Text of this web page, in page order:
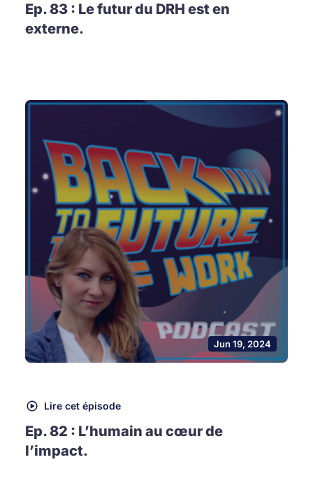
Ep. 83 : Le futur du DRH est en
externe.
Jun 19, 2024
Lire cet épisode
Ep. 82 : L’humain au cœur de
l’impact.